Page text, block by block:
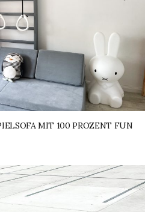
MIT 100 PROZENT FUN